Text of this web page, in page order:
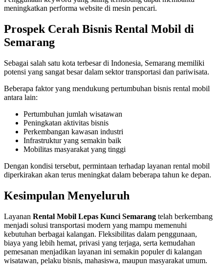
meningkatkan performa website di mesin pencari.
Prospek Cerah Bisnis Rental Mobil di
Semarang
Sebagai salah satu kota terbesar di Indonesia, Semarang memiliki
potensi yang sangat besar dalam sektor transportasi dan pariwisata.
Beberapa faktor yang mendukung pertumbuhan bisnis rental mobil
antara lain:
Pertumbuhan jumlah wisatawan
Peningkatan aktivitas bisnis
Perkembangan kawasan industri
Infrastruktur yang semakin baik
Mobilitas masyarakat yang tinggi
Dengan kondisi tersebut, permintaan terhadap layanan rental mobil
diperkirakan akan terus meningkat dalam beberapa tahun ke depan.
Kesimpulan Menyeluruh
Layanan Rental Mobil Lepas Kunci Semarang telah berkembang
menjadi solusi transportasi modern yang mampu memenuhi
kebutuhan berbagai kalangan. Fleksibilitas dalam penggunaan,
biaya yang lebih hemat, privasi yang terjaga, serta kemudahan
pemesanan menjadikan layanan ini semakin populer di kalangan
wisatawan, pelaku bisnis, mahasiswa, maupun masyarakat umum.